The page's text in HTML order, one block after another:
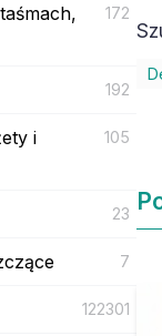
172
192
i
105
23
7
122301